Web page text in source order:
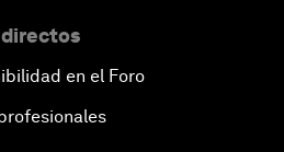
en el Foro